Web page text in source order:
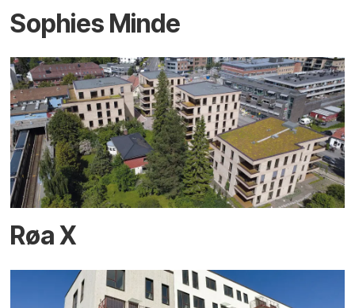
Sophies Minde
Røa X